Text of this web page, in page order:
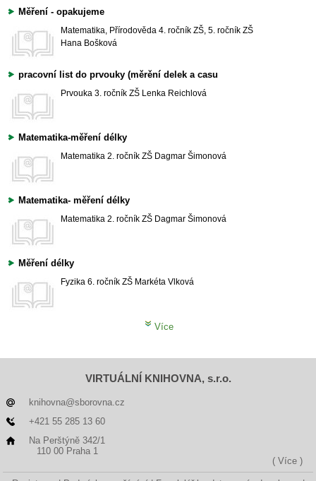
Měření - opakujeme
Matematika, Přírodověda 4. ročník ZŠ, 5. ročník ZŠ
Hana Bošková
pracovní list do prvouky (měrění delek a casu
Prvouka 3. ročník ZŠ Lenka Reichlová
Matematika-měření délky
Matematika 2. ročník ZŠ Dagmar Šimonová
Matematika- měření délky
Matematika 2. ročník ZŠ Dagmar Šimonová
Měření délky
Fyzika 6. ročník ZŠ Markéta Vlková
Více
VIRTUÁLNÍ KNIHOVNA, s.r.o.
knihovna@sborovna.cz
+421 55 285 13 60
Na Perštýně 342/1
110 00 Praha 1
( Více )